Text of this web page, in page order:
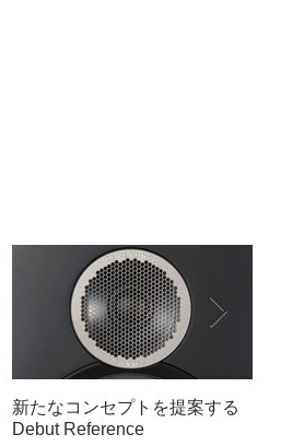
新たなコンセプトを提案する
Debut Reference